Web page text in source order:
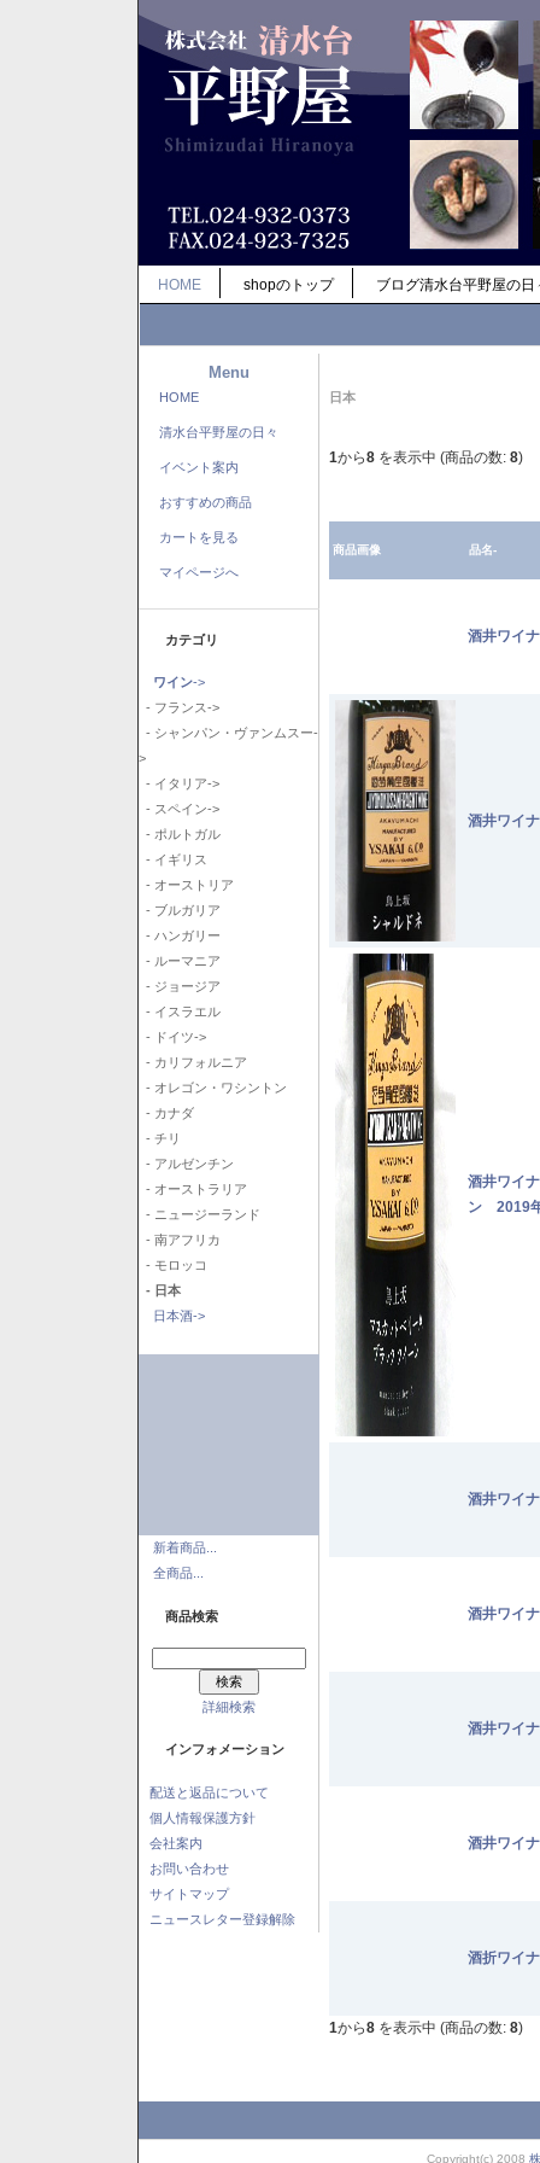
HOME shopのトップ ブログ清水台平野屋の日
Menu
HOME
清水台平野屋の日々
イベント案内
おすすめの商品
カートを見る
マイページへ
カテゴリ
ワイン->
- フランス->
- シャンパン・ヴァンムスー-
>
- イタリア->
- スペイン->
- ポルトガル
- イギリス
- オーストリア
- ブルガリア
- ハンガリー
- ルーマニア
- ジョージア
- イスラエル
- ドイツ->
- カリフォルニア
- オレゴン・ワシントン
- カナダ
- チリ
- アルゼンチン
- オーストラリア
- ニュージーランド
- 南アフリカ
- モロッコ
- 日本
日本酒->
新着商品...
全商品...
商品検索
詳細検索
インフォメーション
配送と返品について
個人情報保護方針
会社案内
お問い合わせ
サイトマップ
ニュースレター登録解除
日本
1から8 を表示中 (商品の数: 8)
商品画像 品名-
酒井ワイ
酒井ワイ
酒井ワイ
ン 2019
酒井ワイ
酒井ワイ
酒井ワイ
酒井ワイ
酒折ワイ
1から8 を表示中 (商品の数: 8)
Copyright(c) 2008